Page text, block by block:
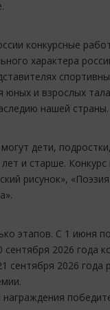
конкурсные
характера
и взрослых
нашей страны.
дети,
и старше.
рисунок»,
этапов. С 1 июня
2026 года
сентября 2026 года